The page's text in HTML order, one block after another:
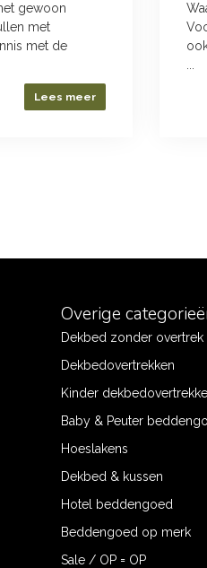
gewoon
met
met de
Lees meer
Overige
Dekbed zonder overtrek
Dekbedovertrekken
Kinder
Baby & Peuter
Hoeslakens
Dekbed & kussen
Hotel beddengoed
Beddengoed op merk
Sale / OP = OP